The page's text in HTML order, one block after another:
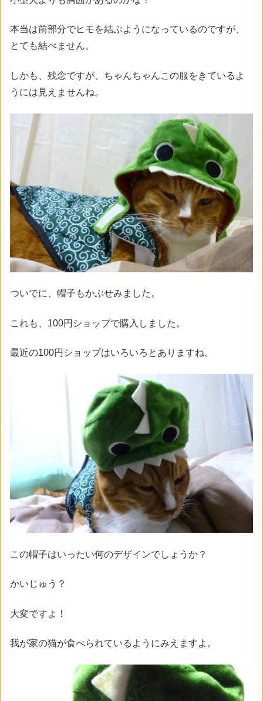
本当は前部分でヒモを結ぶようになっているのですが、
とても結べません。
しかも、残念ですが、ちゃんちゃんこの服をきているよ
うには見えませんね。
ついでに、帽子もかぶせみました。
これも、100円ショップで購入しました。
最近の100円ショップはいろいろとありますね。
この帽子はいったい何のデザインでしょうか？
かいじゅう？
大変ですよ！
我が家の猫が食べられているようにみえますよ。